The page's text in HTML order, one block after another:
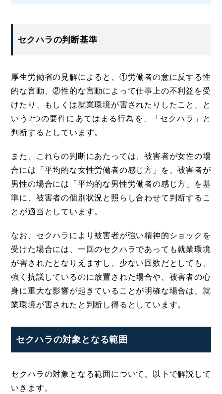
セクハラの判断基準
厚生労働省の見解によると、①労働者の意に反する性
的な言動、②性的な言動によって仕事上の不利益を受
けたり、もしくは就業環境が害されたりしたこと、と
いう2つの要件にあてはまる行為を、「セクハラ」と
判断するとしています。
また、これらの判断にあたっては、被害者が女性の場
合には「平均的な女性労働者の感じ方」を、被害者が
男性の場合には「平均的な男性労働者の感じ方」を基
準に、被害者の個別状況と照らし合わせて判断するこ
とが適当としています。
なお、セクハラにより被害者が強い精神的ショックを
受けた場合には、一回のセクハラであっても就業環境
が害されたとなりえますし、少ない回数だとしても、
強く抗議しているのに放置された場合や、被害者の心
身に重大な影響が起きていることが明確な場合は、就
業環境が害されたと判断し得るとしています。
セクハラの対象となる範囲
セクハラの対象となる範囲について、以下で解説して
いきます。